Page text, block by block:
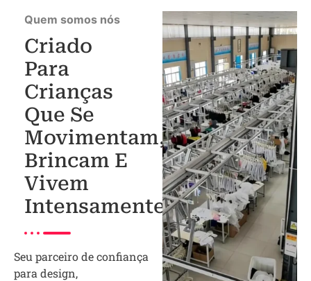
Quem somos nós
Criado
Para
Crianças
Que Se
Movimentam,
Brincam E
Vivem
Intensamente.
Seu parceiro de confiança
para design,